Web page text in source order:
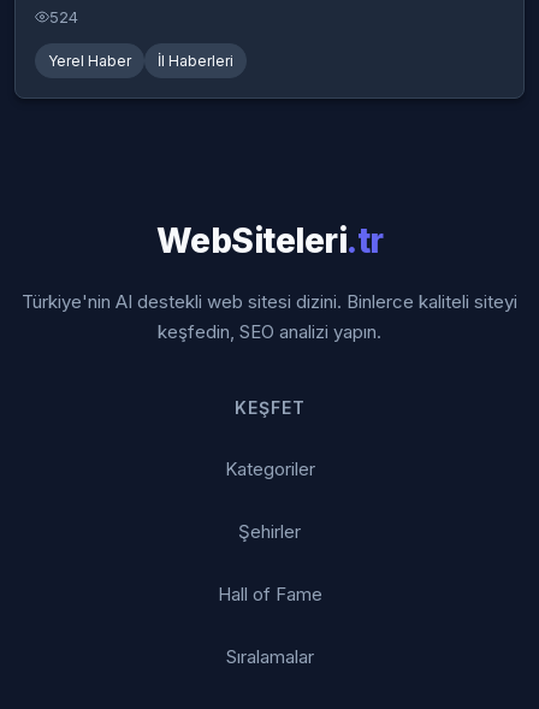
524
Yerel Haber İl Haberleri
WebSiteleri.tr
Türkiye'nin AI destekli web sitesi dizini. Binlerce kaliteli siteyi
keşfedin, SEO analizi yapın.
KEŞFET
Kategoriler
Şehirler
Hall of Fame
Sıralamalar